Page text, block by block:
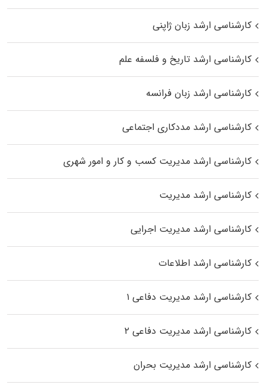
کارشناسی ارشد زبان ژاپنی
کارشناسی ارشد تاریخ و فلسفه علم
کارشناسی ارشد زبان فرانسه
کارشناسی ارشد مددکاری اجتماعی
کارشناسی ارشد مدیریت کسب و کار و امور شهری
کارشناسی ارشد مدیریت
کارشناسی ارشد مدیریت اجرایی
کارشناسی ارشد اطلاعات
کارشناسی ارشد مدیریت دفاعی ۱
کارشناسی ارشد مدیریت دفاعی ۲
کارشناسی ارشد مدیریت بحران